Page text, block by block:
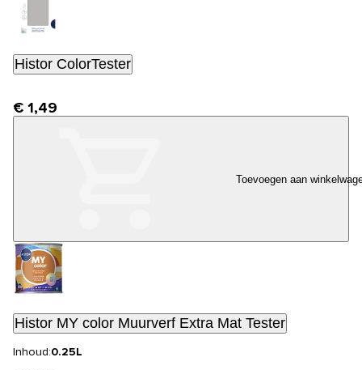
Histor ColorTester
€ 1,49
Toevoegen aan
Histor MY color Muurverf Extra Mat Tester
Inhoud:0.25L